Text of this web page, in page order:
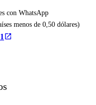
con WhatsApp
menos de 0,50 dólares)